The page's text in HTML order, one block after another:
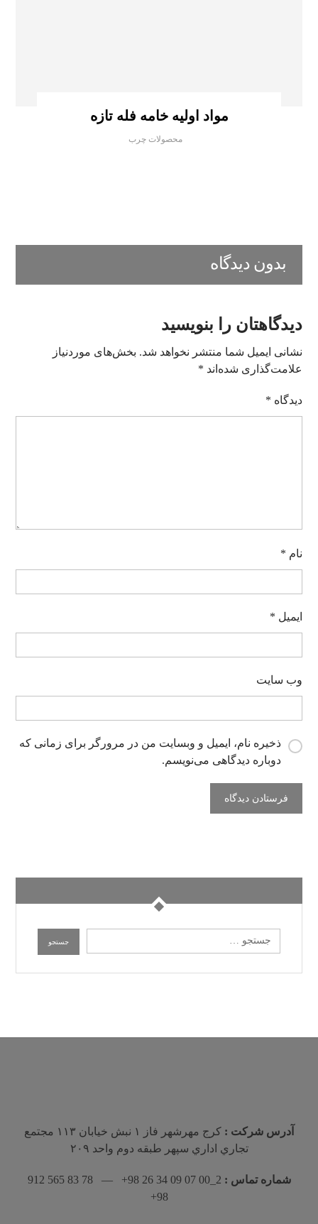
مواد اولیه خامه فله تازه
محصولات چرب
بدون دیدگاه
دیدگاهتان را بنویسید
نشانی ایمیل شما منتشر نخواهد شد. بخش‌های موردنیاز
علامت‌گذاری شده‌اند *
دیدگاه *
نام *
ایمیل *
وب‌ سایت
ذخیره نام، ایمیل و وبسایت من در مرورگر برای زمانی که
دوباره دیدگاهی می‌نویسم.
آدرس شرکت :
كرج مهرشهر فاز ١ نبش خيابان ١١٣ مجتمع
تجاري اداري سپهر طبقه دوم واحد ٢٠٩
شماره تماس :
2_00 07 09 34 26 98+ — 78 83 565 912
98+